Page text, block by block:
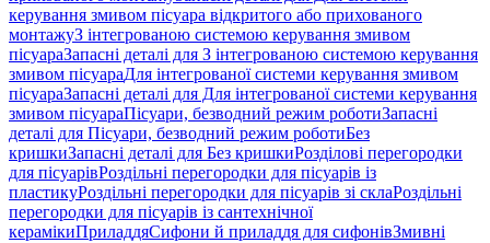
керування змивом пісуара відкритого або прихованого
монтажуЗ інтегрованою системою керування змивом
пісуараЗапасні деталі для З інтегрованою системою керування
змивом пісуараДля інтегрованої системи керування змивом
пісуараЗапасні деталі для Для інтегрованої системи керування
змивом пісуараПісуари, безводний режим роботиЗапасні
деталі для Пісуари, безводний режим роботиБез
кришкиЗапасні деталі для Без кришкиРозділові перегородки
для пісуарівРоздільні перегородки для пісуарів із
пластикуРоздільні перегородки для пісуарів зі склаРоздільні
перегородки для пісуарів із сантехнічної
керамікиПриладдяСифони й приладдя для сифонівЗмивні